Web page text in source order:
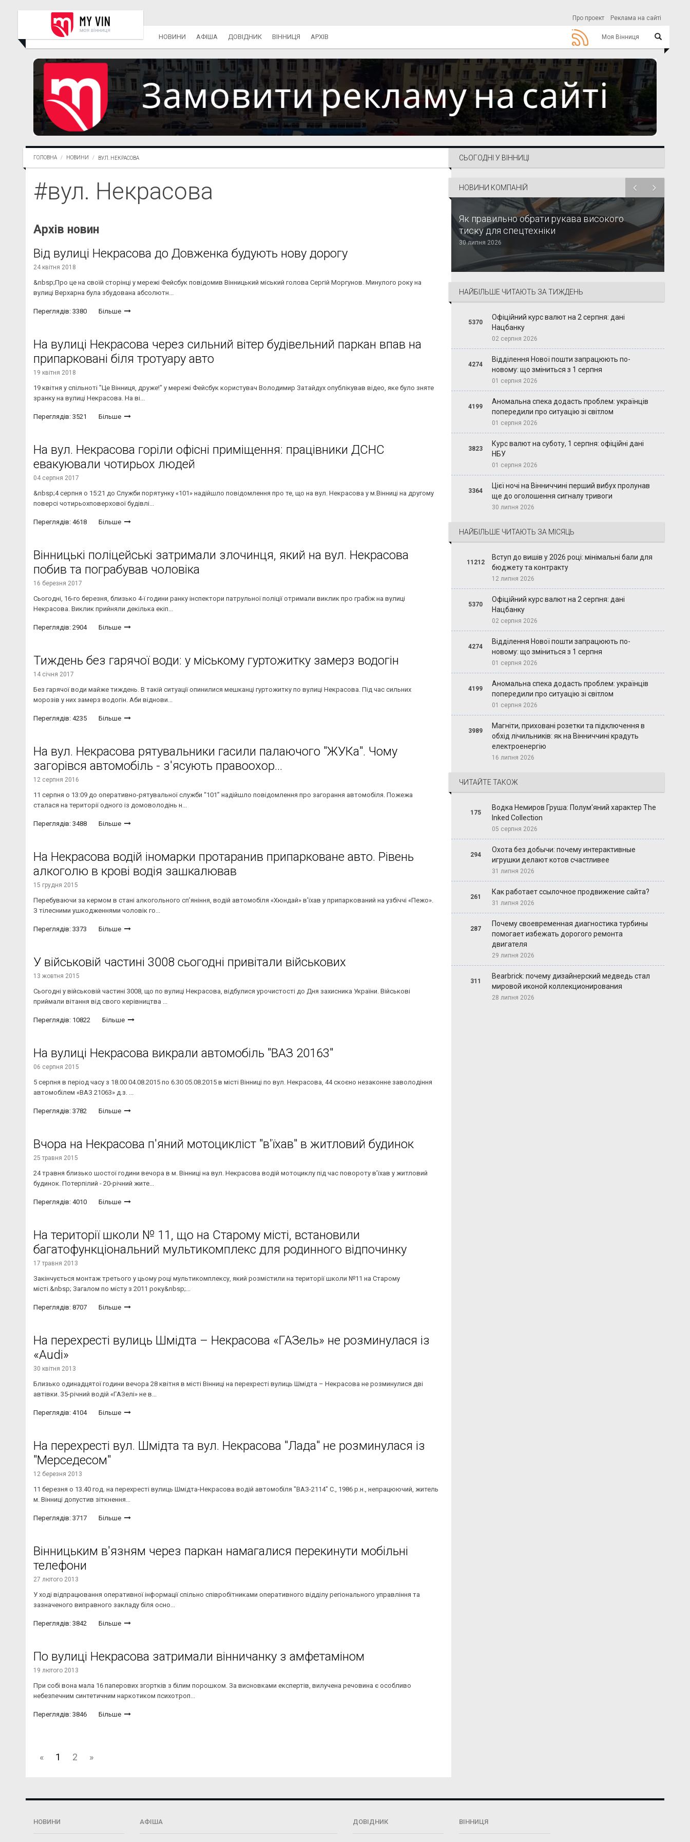
Про проект Реклама на сайті
Моя Вінниця
НОВИНИ АФІША ДОВІДНИК ВІННИЦЯ АРХІВ
ГОЛОВНА НОВИНИ ВУЛ. НЕКРАСОВА
#вул. Некрасова
Архів новин
Від вулиці Некрасова до Довженка будують нову дорогу
24 квітня 2018
&nbsp;Про це на своїй сторінці у мережі Фейсбук повідомив Вінницький міський голова Сергій Моргунов. Минулого року на
вулиці Верхарна була збудована абсолютн...
Переглядів: 3380 Більше
На вулиці Некрасова через сильний вітер будівельний паркан впав на
припарковані біля тротуару авто
19 квітня 2018
19 квітня у спільноті "Це Вінниця, друже!" у мережі Фейсбук користувач Володимир Затайдух опублікував відео, яке було зняте
зранку на вулиці Некрасова. На ві...
Переглядів: 3521 Більше
На вул. Некрасова горіли офісні приміщення: працівники ДСНС
евакуювали чотирьох людей
04 серпня 2017
&nbsp;4 серпня о 15:21 до Служби порятунку «101» надійшло повідомлення про те, що на вул. Некрасова у м.Вінниці на другому
поверсі чотирьохповерхової будівлі...
Переглядів: 4618 Більше
Вінницькі поліцейські затримали злочинця, який на вул. Некрасова
побив та пограбував чоловіка
16 березня 2017
Сьогодні, 16-го березня, близько 4-ї години ранку інспектори патрульної поліції отримали виклик про грабіж на вулиці
Некрасова. Виклик прийняли декілька екіп...
Переглядів: 2904 Більше
Тиждень без гарячої води: у міському гуртожитку замерз водогін
14 січня 2017
Без гарячої води майже тиждень. В такій ситуації опинилися мешканці гуртожитку по вулиці Некрасова. Під час сильних
морозів у них замерз водогін. Аби віднови...
Переглядів: 4235 Більше
На вул. Некрасова рятувальники гасили палаючого "ЖУКа". Чому
загорівся автомобіль - з'ясують правоохор...
12 серпня 2016
11 серпня о 13:09 до оперативно-рятувальної служби “101” надійшло повідомлення про загорання автомобіля. Пожежа
сталася на території одного із домоволодінь н...
Переглядів: 3488 Більше
На Некрасова водій іномарки протаранив припарковане авто. Рівень
алкоголю в крові водія зашкалював
15 грудня 2015
Перебуваючи за кермом в стані алкогольного сп’яніння, водій автомобіля «Хюндай» в’їхав у припаркований на узбіччі «Пежо».
З тілесними ушкодженнями чоловік го...
Переглядів: 3373 Більше
У військовій частині 3008 сьогодні привітали військових
13 жовтня 2015
Сьогодні у військовій частині 3008, що по вулиці Некрасова, відбулися урочистості до Дня захисника України. Військові
приймали вітання від свого керівництва ...
Переглядів: 10822 Більше
На вулиці Некрасова викрали автомобіль "ВАЗ 20163"
06 серпня 2015
5 серпня в період часу з 18.00 04.08.2015 по 6.30 05.08.2015 в місті Вінниці по вул. Некрасова, 44 скоєно незаконне заволодіння
автомобілем «ВАЗ 21063» д.з. ...
Переглядів: 3782 Більше
Вчора на Некрасова п'яний мотоцикліст "в'їхав" в житловий будинок
25 травня 2015
24 травня близько шостої години вечора в м. Вінниці на вул. Некрасова водій мотоциклу під час повороту в’їхав у житловий
будинок. Потерпілий - 20-річний жите...
Переглядів: 4010 Більше
На території школи № 11, що на Старому місті, встановили
багатофункціональний мультикомплекс для родинного відпочинку
17 травня 2013
Закінчується монтаж третього у цьому році мультикомплексу, який розмістили на території школи №11 на Старому
місті.&nbsp; Загалом по місту з 2011 року&nbsp;...
Переглядів: 8707 Більше
На перехресті вулиць Шмідта – Некрасова «ГАЗель» не розминулася із
«Audi»
30 квітня 2013
Близько одинадцятої години вечора 28 квітня в місті Вінниці на перехресті вулиць Шмідта – Некрасова не розминулися дві
автівки. 35-річний водій «ГАЗелі» не в...
Переглядів: 4104 Більше
На перехресті вул. Шмідта та вул. Некрасова "Лада" не розминулася із
"Мерседесом"
12 березня 2013
11 березня о 13.40 год. на перехресті вулиць Шмідта-Некрасова водій автомобіля "ВАЗ-2114" С., 1986 р.н., непрацюючий, житель
м. Вінниці допустив зіткнення...
Переглядів: 3717 Більше
Вінницьким в'язням через паркан намагалися перекинути мобільні
телефони
27 лютого 2013
У ході відпрацювання оперативної інформації спільно співробітниками оперативного відділу регіонального управління та
зазначеного виправного закладу біля осно...
Переглядів: 3842 Більше
По вулиці Некрасова затримали вінничанку з амфетаміном
19 лютого 2013
При собі вона мала 16 паперових згортків з білим порошком. За висновками експертів, вилучена речовина є особливо
небезпечним синтетичним наркотиком психотроп...
Переглядів: 3846 Більше
« 1 2 »
СЬОГОДНІ У ВІННИЦІ
НОВИНИ КОМПАНІЙ
Як правильно обрати рукава високого
тиску для спецтехніки
30 липня 2026
НАЙБІЛЬШЕ ЧИТАЮТЬ ЗА ТИЖДЕНЬ
5370
Офіційний курс валют на 2 серпня: дані
Нацбанку
02 серпня 2026
4274
Відділення Нової пошти запрацюють по-
новому: що зміниться з 1 серпня
01 серпня 2026
4199
Аномальна спека додасть проблем: українців
попередили про ситуацію зі світлом
01 серпня 2026
3823
Курс валют на суботу, 1 серпня: офіційні дані
НБУ
01 серпня 2026
3364
Цієї ночі на Вінниччині перший вибух пролунав
ще до оголошення сигналу тривоги
30 липня 2026
НАЙБІЛЬШЕ ЧИТАЮТЬ ЗА МІСЯЦЬ
11212
Вступ до вишів у 2026 році: мінімальні бали для
бюджету та контракту
12 липня 2026
5370
Офіційний курс валют на 2 серпня: дані
Нацбанку
02 серпня 2026
4274
Відділення Нової пошти запрацюють по-
новому: що зміниться з 1 серпня
01 серпня 2026
4199
Аномальна спека додасть проблем: українців
попередили про ситуацію зі світлом
01 серпня 2026
3989
Магніти, приховані розетки та підключення в
обхід лічильників: як на Вінниччині крадуть
електроенергію
16 липня 2026
ЧИТАЙТЕ ТАКОЖ
175
Водка Немиров Груша: Полум'яний характер The
Inked Collection
05 серпня 2026
294
Охота без добычи: почему интерактивные
игрушки делают котов счастливее
31 липня 2026
261
Как работает ссылочное продвижение сайта?
31 липня 2026
287
Почему своевременная диагностика турбины
помогает избежать дорогого ремонта
двигателя
29 липня 2026
311
Bearbrick: почему дизайнерский медведь стал
мировой иконой коллекционирования
28 липня 2026
НОВИНИ АФІША ДОВІДНИК ВІННИЦЯ